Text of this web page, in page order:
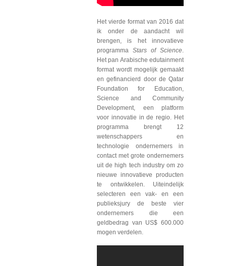
Het vierde format van 2016 dat
ik onder de aandacht wil
brengen, is het innovatieve
programma Stars of Science.
Het pan Arabische edutainment
format wordt mogelijk gemaakt
en gefinancierd door de Qatar
Foundation for Education,
Science and Community
Development, een platform
voor innovatie in de regio. Het
programma brengt 12
wetenschappers en
technologie ondernemers in
contact met grote ondernemers
uit de high tech industry om zo
nieuwe innovatieve producten
te ontwikkelen. Uiteindelijk
selecteren een vak- en een
publieksjury de beste vier
ondernemers die een
geldbedrag van US$ 600.000
mogen verdelen.